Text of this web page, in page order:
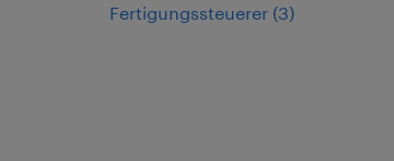
Fertigungssteuerer (3)